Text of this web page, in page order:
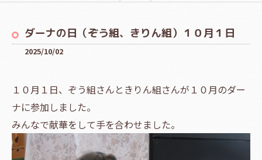
ダーナの日（ぞう組、きりん組）１０月１日
2025/10/02
１０月１日、ぞう組さんときりん組さんが１０月のダー
ナに参加しました。
みんなで献華をして手を合わせました。